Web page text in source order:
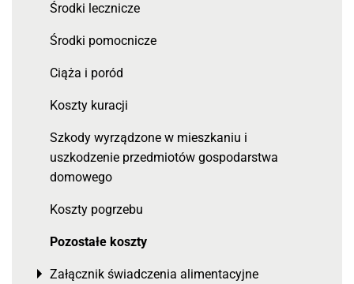
Środki lecznicze
Środki pomocnicze
Ciąża i poród
Koszty kuracji
Szkody wyrządzone w mieszkaniu i
uszkodzenie przedmiotów gospodarstwa
domowego
Koszty pogrzebu
Pozostałe koszty
Załącznik świadczenia alimentacyjne
Toggle menu